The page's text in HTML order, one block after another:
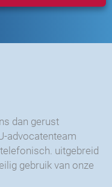
dan gerust
advocatenteam
uitgebreid
gebruik van onze